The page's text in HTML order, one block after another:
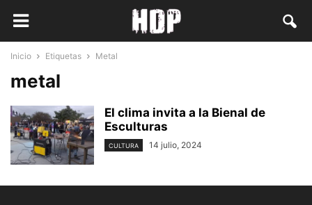
Inicio Etiquetas Metal
metal
El clima invita a la Bienal de
Esculturas
CULTURA 14 julio, 2024